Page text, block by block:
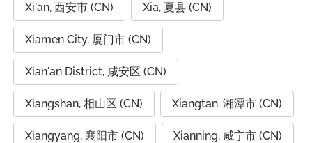
Xi'an, 西安市 (CN) Xia, 夏县 (CN)
Xiamen City, 厦门市 (CN)
Xian'an District, 咸安区 (CN)
Xiangshan, 相山区 (CN) Xiangtan, 湘潭市 (CN)
Xiangyang, 襄阳市 (CN) Xianning, 咸宁市 (CN)